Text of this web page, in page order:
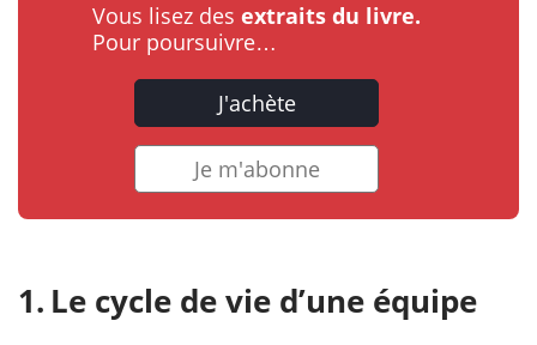
Vous lisez des extraits du livre.
Pour poursuivre…
J'achète
Je m'abonne
Le cycle de vie d’une équipe